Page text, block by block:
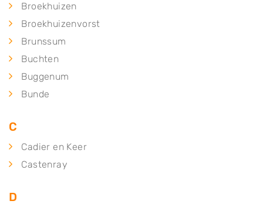
Broekhuizen
Broekhuizenvorst
Brunssum
Buchten
Buggenum
Bunde
C
Cadier en Keer
Castenray
D